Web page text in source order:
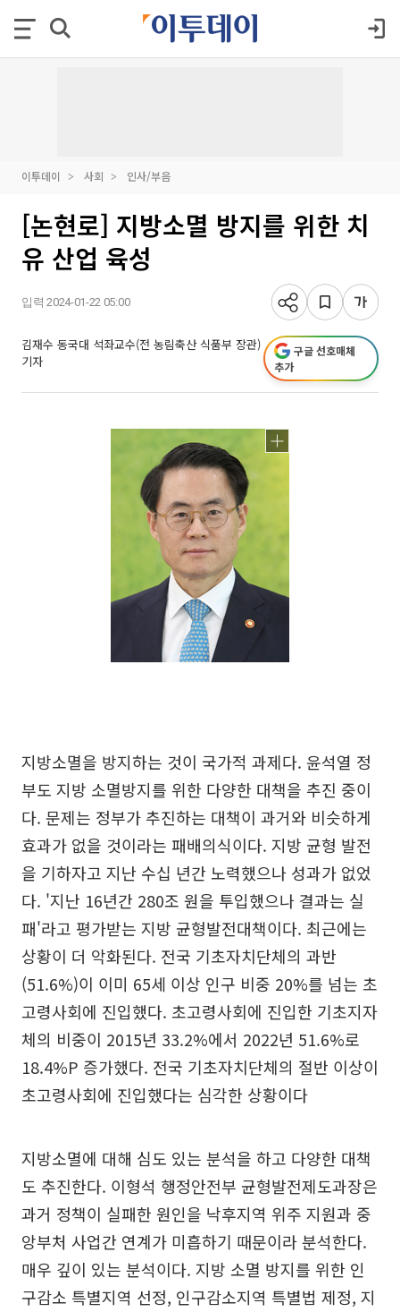
이투데이 사회 인사/부음
[논현로] 지방소멸 방지를 위한 치
유 산업 육성
입력 2024-01-22 05:00
김재수 동국대 석좌교수(전 농림축산 식품부 장관)
기자
구글 선호매체
추가
지방소멸을 방지하는 것이 국가적 과제다. 윤석열 정
부도 지방 소멸방지를 위한 다양한 대책을 추진 중이
다. 문제는 정부가 추진하는 대책이 과거와 비슷하게
효과가 없을 것이라는 패배의식이다. 지방 균형 발전
을 기하자고 지난 수십 년간 노력했으나 성과가 없었
다. '지난 16년간 280조 원을 투입했으나 결과는 실
패'라고 평가받는 지방 균형발전대책이다. 최근에는
상황이 더 악화된다. 전국 기초자치단체의 과반
(51.6%)이 이미 65세 이상 인구 비중 20%를 넘는 초
고령사회에 진입했다. 초고령사회에 진입한 기초지자
체의 비중이 2015년 33.2%에서 2022년 51.6%로
18.4%P 증가했다. 전국 기초자치단체의 절반 이상이
초고령사회에 진입했다는 심각한 상황이다
지방소멸에 대해 심도 있는 분석을 하고 다양한 대책
도 추진한다. 이형석 행정안전부 균형발전제도과장은
과거 정책이 실패한 원인을 낙후지역 위주 지원과 중
앙부처 사업간 연계가 미흡하기 때문이라 분석한다.
매우 깊이 있는 분석이다. 지방 소멸 방지를 위한 인
구감소 특별지역 선정, 인구감소지역 특별법 제정, 지